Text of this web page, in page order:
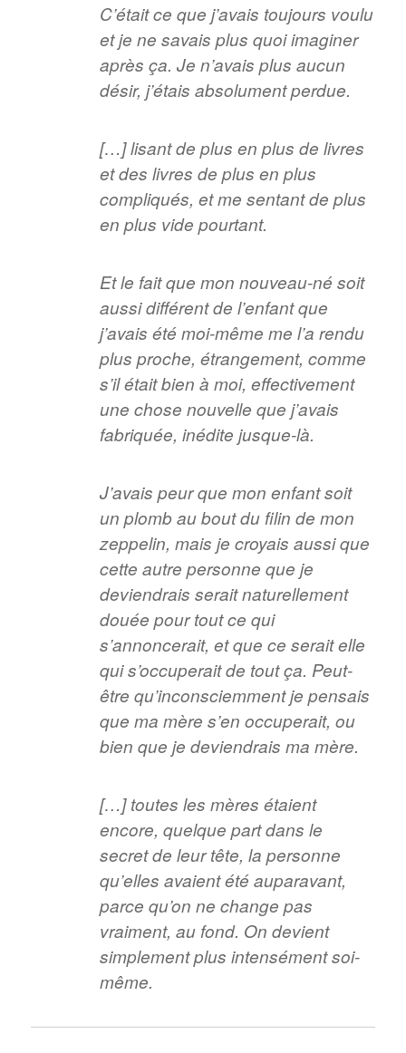
C’était ce que j’avais toujours voulu
et je ne savais plus quoi imaginer
après ça. Je n’avais plus aucun
désir, j’étais absolument perdue.
[…] lisant de plus en plus de livres
et des livres de plus en plus
compliqués, et me sentant de plus
en plus vide pourtant.
Et le fait que mon nouveau-né soit
aussi différent de l’enfant que
j’avais été moi-même me l’a rendu
plus proche, étrangement, comme
s’il était bien à moi, effectivement
une chose nouvelle que j’avais
fabriquée, inédite jusque-là.
J’avais peur que mon enfant soit
un plomb au bout du filin de mon
zeppelin, mais je croyais aussi que
cette autre personne que je
deviendrais serait naturellement
douée pour tout ce qui
s’annoncerait, et que ce serait elle
qui s’occuperait de tout ça. Peut-
être qu’inconsciemment je pensais
que ma mère s’en occuperait, ou
bien que je deviendrais ma mère.
[…] toutes les mères étaient
encore, quelque part dans le
secret de leur tête, la personne
qu’elles avaient été auparavant,
parce qu’on ne change pas
vraiment, au fond. On devient
simplement plus intensément soi-
même.